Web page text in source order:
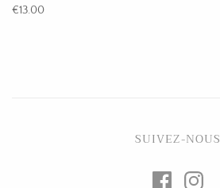
€13.00
SUIVEZ-NOUS